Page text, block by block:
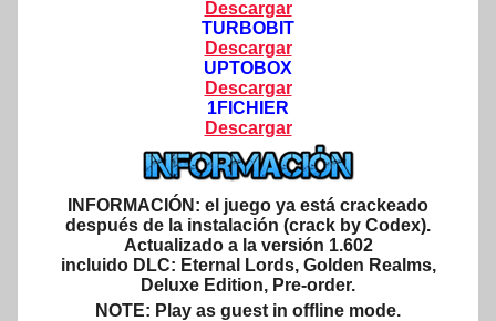
Descargar
TURBOBIT
Descargar
UPTOBOX
Descargar
1FICHIER
Descargar
INFORMACIÓN: el juego ya está crackeado
después de la instalación (crack by Codex).
Actualizado a la versión 1.602
incluido DLC: Eternal Lords, Golden Realms,
Deluxe Edition, Pre-order.
NOTE: Play as guest in offline mode.